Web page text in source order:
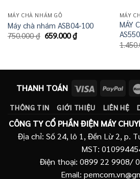
MÁY CHÀ NHÁM GỖ
Máy chà nhám ASB04-100
750.000₫ Giá
659.000₫Giá
MÁY
MÁY
AS550
THANH TOÁN
THÔNG TIN GIỚI THIỆU LIÊN HỆ
CÔNG TY CỔ PHẦN ĐIỆN MÁY
Địa chỉ: Số 24, lô 1, Đền Lừ 2, p.
MST:
Điện thoại: 0899 22 9908/
Email: